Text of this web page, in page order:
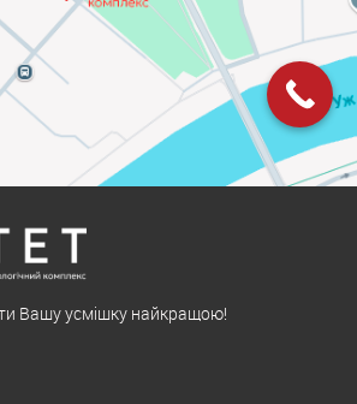
Вашу усмішку найкращою!